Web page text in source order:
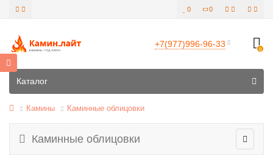
0
0
+7(977)996-96-33
0
Каталог
Камины Каминные облицовки
Каминные облицовки